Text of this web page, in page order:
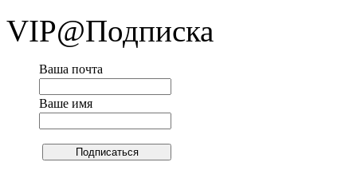
VIP@Подписка
Ваша почта
Ваше имя